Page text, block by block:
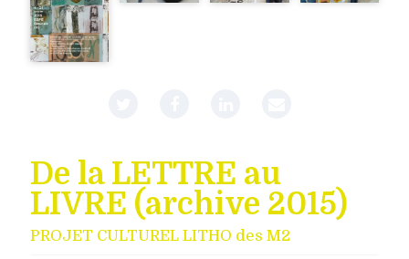
De la LETTRE au
LIVRE (archive 2015)
PROJET CULTUREL LITHO des M2